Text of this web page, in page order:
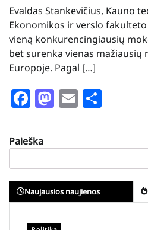
Evaldas Stankevičius, Kauno
Ekonomikos ir verslo
vieną konkurencingiausių
bet surenka vienas mažiausių
Europoje. Pagal […]
Facebook
Mastodon
Email
Paieška
Naujausios naujienos